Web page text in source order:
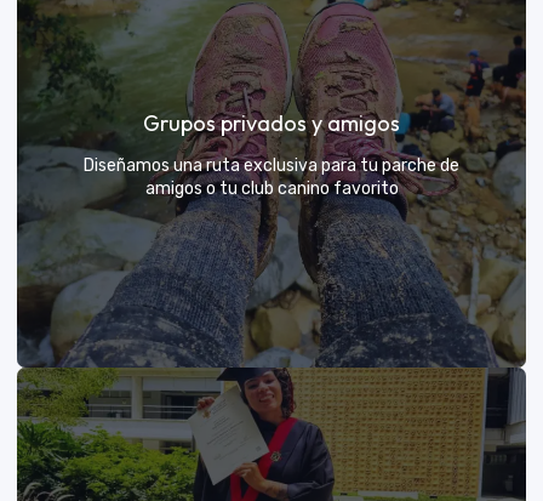
Días de Campo para Empresas
El mejor beneficio para tu equipo: compartir con sus
exploradores y fortalecer lazos rodeados de
naturaleza
VER MÁS
Grupos privados y amigos
Diseñamos una ruta exclusiva para tu parche de
amigos o tu club canino favorito